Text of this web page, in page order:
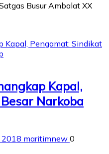
Busur Ambalat XX
Kapal,
Narkoba
2018 maritimnew 0